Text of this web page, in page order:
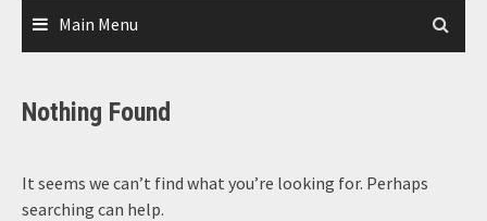
Main Menu
Nothing Found
It seems we can’t find what you’re looking for. Perhaps
searching can help.